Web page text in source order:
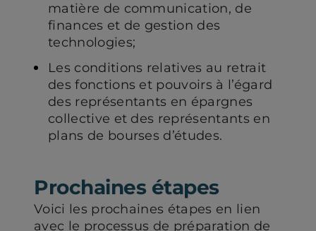
matière de communication, de
finances et de gestion des
technologies;
Les conditions relatives au retrait
des fonctions et pouvoirs à l’égard
des représentants en épargnes
collective et des représentants en
plans de bourses d’études.
Prochaines étapes
Voici les prochaines étapes en lien
avec le processus de préparation de